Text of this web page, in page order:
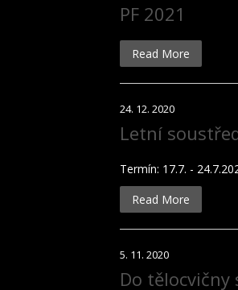
PF 2021
Read More
24. 12. 2020
Letní
Termín: 17.7. -
Read More
5. 11. 2020
Do